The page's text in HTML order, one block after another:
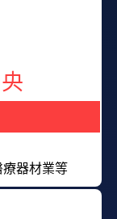
器材業等